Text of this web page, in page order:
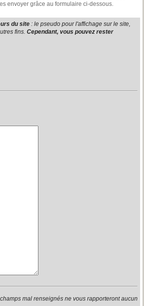
envoyer grâce au formulaire ci-dessous.
du site : le pseudo pour l'affichage sur le site,
fins. Cependant, vous pouvez rester
mal renseignés ne vous rapporteront aucun